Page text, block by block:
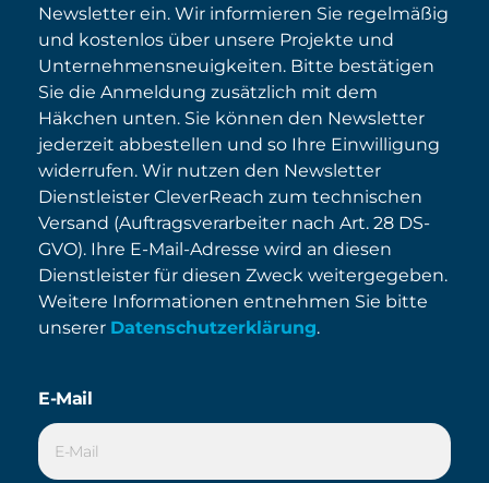
Newsletter ein. Wir informieren Sie regelmäßig
und kostenlos über unsere Projekte und
Unternehmensneuigkeiten. Bitte bestätigen
Sie die Anmeldung zusätzlich mit dem
Häkchen unten. Sie können den Newsletter
jederzeit abbestellen und so Ihre Einwilligung
widerrufen. Wir nutzen den Newsletter
Dienstleister CleverReach zum technischen
Versand (Auftragsverarbeiter nach Art. 28 DS-
GVO). Ihre E-Mail-Adresse wird an diesen
Dienstleister für diesen Zweck weitergegeben.
Weitere Informationen entnehmen Sie bitte
unserer Datenschutzerklärung.
E-Mail